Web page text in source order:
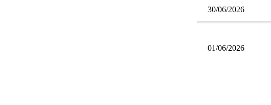
30/06/2026
01/06/2026